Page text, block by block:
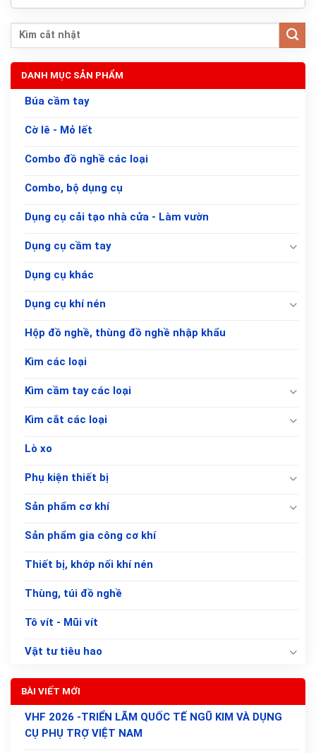
DANH MỤC SẢN PHẨM
Búa cầm tay
Cờ lê - Mỏ lết
Combo đồ nghề các loại
Combo, bộ dụng cụ
Dụng cụ cải tạo nhà cửa - Làm vườn
Dụng cụ cầm tay
Dụng cụ khác
Dụng cụ khí nén
Hộp đồ nghề, thùng đồ nghề nhập khẩu
Kìm các loại
Kìm cầm tay các loại
Kìm cắt các loại
Lò xo
Phụ kiện thiết bị
Sản phẩm cơ khí
Sản phẩm gia công cơ khí
Thiết bị, khớp nối khí nén
Thùng, túi đồ nghề
Tô vít - Mũi vít
Vật tư tiêu hao
BÀI VIẾT MỚI
VHF 2026 -TRIỂN LÃM QUỐC TẾ NGŨ KIM VÀ DỤNG
CỤ PHỤ TRỢ VIỆT NAM